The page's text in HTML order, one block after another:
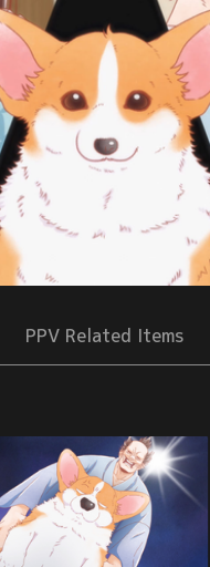
PPV Related Items